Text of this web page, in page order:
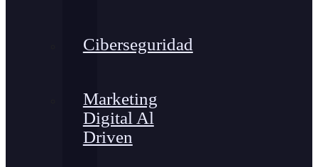
Ciberseguridad
Marketing
Digital Al
Driven